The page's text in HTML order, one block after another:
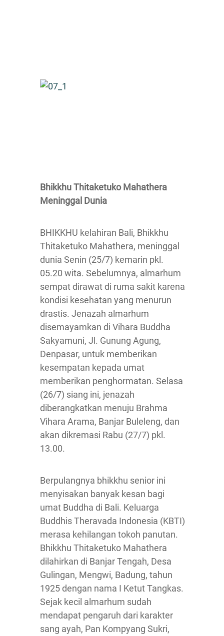
Bhikkhu Thitaketuko Mahathera
Meninggal Dunia
BHIKKHU kelahiran Bali, Bhikkhu
Thitaketuko Mahathera, meninggal
dunia Senin (25/7) kemarin pkl.
05.20 wita. Sebelumnya, almarhum
sempat dirawat di ruma sakit karena
kondisi kesehatan yang menurun
drastis. Jenazah almarhum
disemayamkan di Vihara Buddha
Sakyamuni, Jl. Gunung Agung,
Denpasar, untuk memberikan
kesempatan kepada umat
memberikan penghormatan. Selasa
(26/7) siang ini, jenazah
diberangkatkan menuju Brahma
Vihara Arama, Banjar Buleleng, dan
akan dikremasi Rabu (27/7) pkl.
13.00.
Berpulangnya bhikkhu senior ini
menyisakan banyak kesan bagi
umat Buddha di Bali. Keluarga
Buddhis Theravada Indonesia (KBTI)
merasa kehilangan tokoh panutan.
Bhikkhu Thitaketuko Mahathera
dilahirkan di Banjar Tengah, Desa
Gulingan, Mengwi, Badung, tahun
1925 dengan nama I Ketut Tangkas.
Sejak kecil almarhum sudah
mendapat pengaruh dari karakter
sang ayah, Pan Kompyang Sukri,